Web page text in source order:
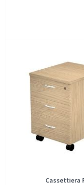
Cassettiera